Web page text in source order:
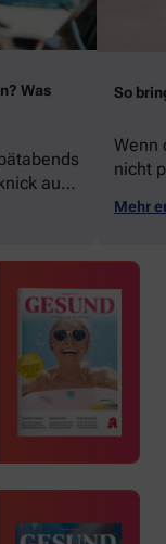
Was
auf
die
Der
und
rauben,
So
Wenn
nicht
Mehr